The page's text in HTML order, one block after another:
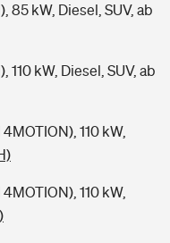
85 kW, Diesel, SUV, ab
110 kW, Diesel, SUV, ab
110 kW,
110 kW,